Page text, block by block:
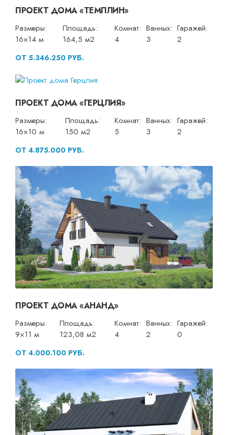
ПРОЕКТ ДОМА «ТЕМПЛИН»
Размеры:
16×14 м
Площадь:
164,5 м2
Комнат:
4
Ванных:
3
Гаражей:
2
ОТ 5.346.250 РУБ.
ПРОЕКТ ДОМА «ГЕРЦЛИЯ»
Размеры:
16×10 м
Площадь:
150 м2
Комнат:
5
Ванных:
3
Гаражей:
2
ОТ 4.875.000 РУБ.
ПРОЕКТ ДОМА «АНАНД»
Размеры:
9×11 м
Площадь:
123,08 м2
Комнат:
4
Ванных:
2
Гаражей:
0
ОТ 4.000.100 РУБ.